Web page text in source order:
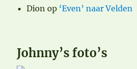
Dion op ‘Even’ naar Velden
Johnny’s foto’s